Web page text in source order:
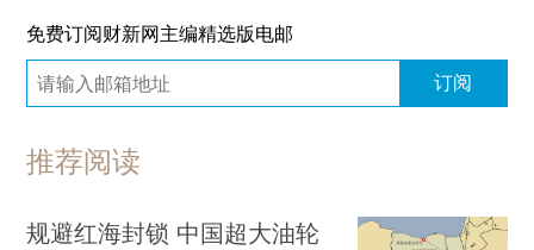
免费订阅财新网主编精选版电邮
订阅
推荐阅读
规避红海封锁 中国超大油轮